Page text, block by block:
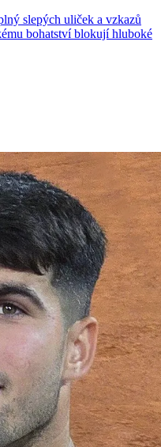
slepých uliček a vzkazů
bohatství blokují hluboké